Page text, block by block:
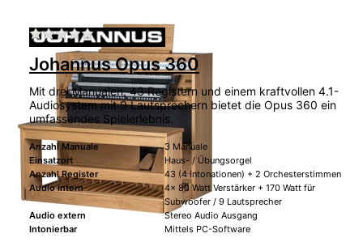
Zu diesem Produkt liegen noch keine
Johannus Opus 360
Mit drei Manualen, 43 Registern und einem kraftvollen 4.1-
Audiosystem mit 9 Lautsprechern bietet die Opus 360 ein
umfassendes Spielerlebnis.
Anzahl Manuale
3 Manuale
Einsatzort
Haus- / Übungsorgel
Anzahl Register
43 (4 Intonationen) + 2 Orchesterstimmen
Audio intern
4x 80 Watt Verstärker + 170 Watt für
Subwoofer / 9 Lautsprecher
Audio extern
Stereo Audio Ausgang
Intonierbar
Mittels PC-Software